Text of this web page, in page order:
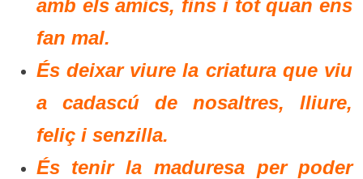
amb els amics, fins i tot quan ens
fan mal.
És deixar viure la criatura que viu
a cadascú de nosaltres, lliure,
feliç i senzilla.
És tenir la maduresa per poder